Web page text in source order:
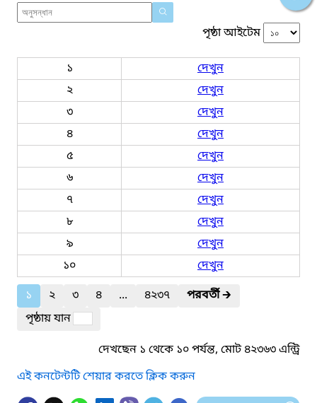
পৃষ্ঠা আইটেম
১
দেখুন
২
দেখুন
৩
দেখুন
৪
দেখুন
৫
দেখুন
৬
দেখুন
৭
দেখুন
৮
দেখুন
৯
দেখুন
১০
দেখুন
১
২ ৩ ৪ ... ৪২৩৭ পরবর্তী🡲
পৃষ্ঠায় যান
দেখছেন ১ থেকে ১০ পর্যন্ত, মোট ৪২৩৬৩ এন্ট্রি
এই কনটেন্টটি শেয়ার করতে ক্লিক করুন